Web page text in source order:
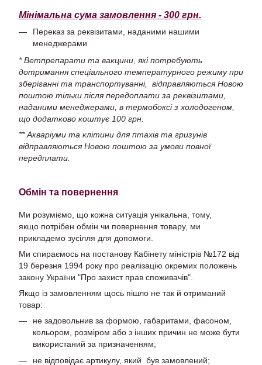
Мінімальна сума замовлення - 300 грн.
Переказ за реквізитами, наданими нашими
менеджерами
* Ветпрепарати та вакцини, які потребують
дотримання спеціального температурного режиму при
зберіганні та транспортуванні, відправляються Новою
поштою тільки після передоплати за реквізитами,
наданими менеджерами, в термобоксі з холодогеном,
що додатково коштує 100 грн.
** Акваріуми та клітини для птахів та гризунів
відправляються Новою поштою за умови повної
передплати.
Обмін та повернення
Ми розуміємо, що кожна ситуація унікальна, тому,
якщо потрібен обмін чи повернення товару, ми
прикладемо зусілля для допомоги.
Ми спираємось на постанову Кабінету міністрів №172 від
19 березня 1994 року про реалізацію окремих положень
закону України "Про захист прав споживачів".
Якщо із замовленням щось пішло не так й отриманий
товар:
не задовольнив за формою, габаритами, фасоном,
кольором, розміром або з інших причин не може бути
використаний за призначенням;
не відповідає артикулу, який був замовлений;